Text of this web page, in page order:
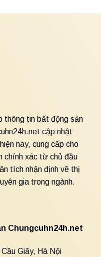
thông tin bất động sản
cập nhật
nay, cung cấp cho
chính xác từ chủ đầu
tích nhận định về thị
gia trong ngành.
Chungcuhn24h.net
Giấy, Hà Nội